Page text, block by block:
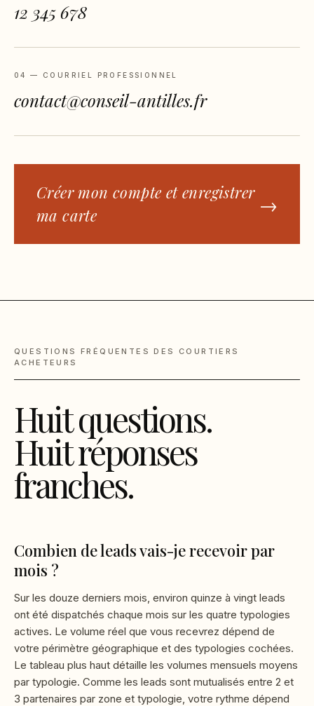
12 345 678
04 — COURRIEL PROFESSIONNEL
contact@conseil-antilles.fr
Créer mon compte et enregistrer
ma carte
→
QUESTIONS FRÉQUENTES DES COURTIERS
ACHETEURS
Huit questions.
Huit réponses
franches.
Combien de leads vais-je recevoir par
mois ?
Sur les douze derniers mois, environ quinze à vingt leads
ont été dispatchés chaque mois sur les quatre typologies
actives. Le volume réel que vous recevrez dépend de
votre périmètre géographique et des typologies cochées.
Le tableau plus haut détaille les volumes mensuels moyens
par typologie. Comme les leads sont mutualisés entre 2 et
3 partenaires par zone et typologie, votre rythme dépend